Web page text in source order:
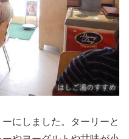
にしました。ターリーと